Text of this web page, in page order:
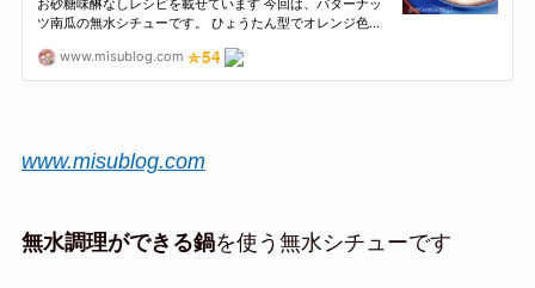
www.misublog.com
無水調理ができる鍋を使う無水シチューです